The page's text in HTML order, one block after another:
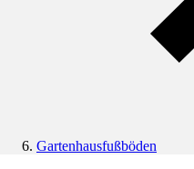
Gartenhausfußböden